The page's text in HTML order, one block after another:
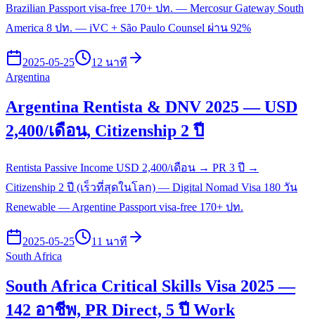
Brazilian Passport visa-free 170+ ปท. — Mercosur Gateway South
America 8 ปท. — iVC + São Paulo Counsel ผ่าน 92%
2025-05-25
12 นาที
Argentina
Argentina Rentista & DNV 2025 — USD
2,400/เดือน, Citizenship 2 ปี
Rentista Passive Income USD 2,400/เดือน → PR 3 ปี →
Citizenship 2 ปี (เร็วที่สุดในโลก) — Digital Nomad Visa 180 วัน
Renewable — Argentine Passport visa-free 170+ ปท.
2025-05-25
11 นาที
South Africa
South Africa Critical Skills Visa 2025 —
142 อาชีพ, PR Direct, 5 ปี Work